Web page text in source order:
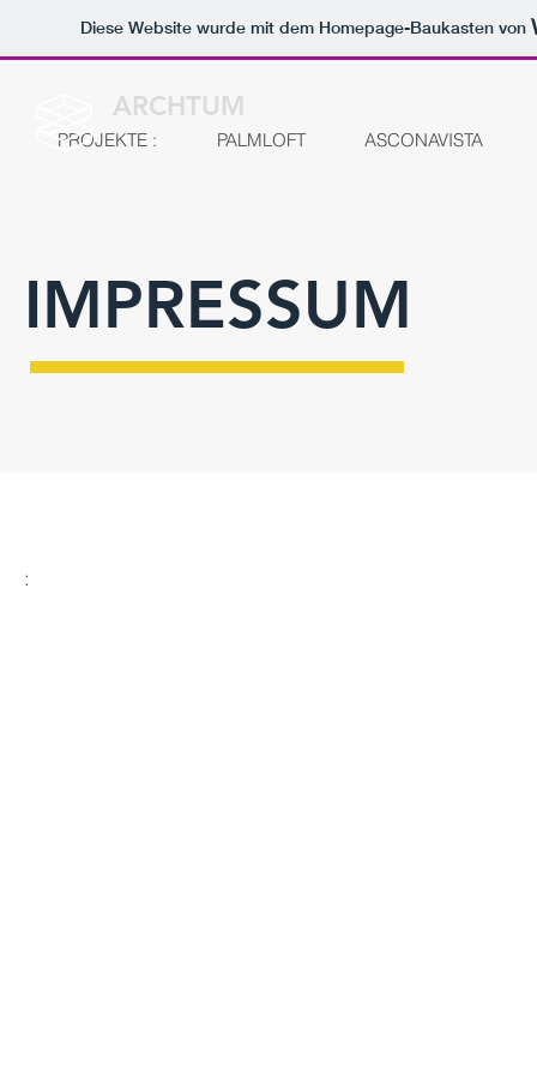
Diese Website wurde mit dem Homepage-Baukasten von
ARCHTUM
PROJEKTE : PALMLOFT ASCONAVISTA
IMPRESSUM
: